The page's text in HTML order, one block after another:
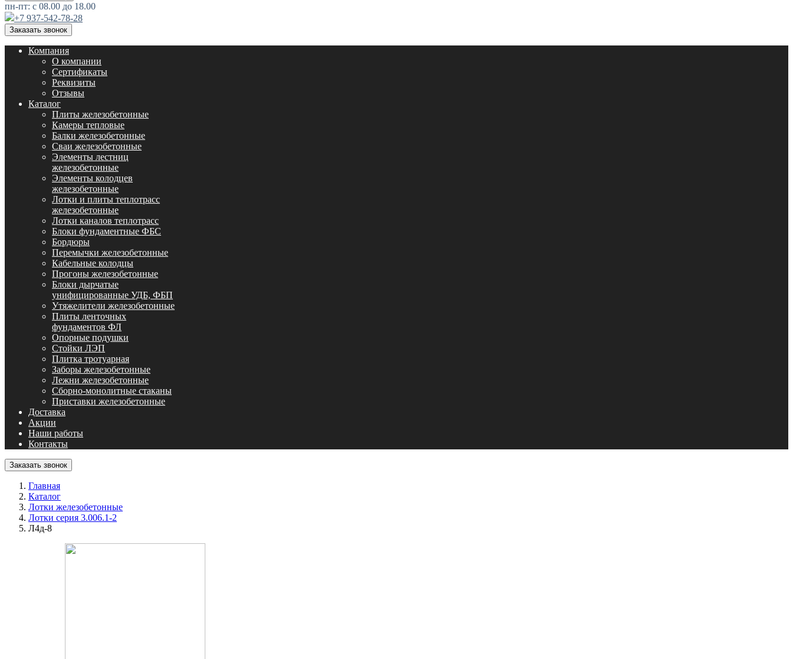
пн-пт: с 08.00 до 18.00
+7 937-542-78-28
Заказать звонок
Компания
О компании
Сертификаты
Реквизиты
Отзывы
Каталог
Плиты железобетонные
Камеры тепловые
Балки железобетонные
Сваи железобетонные
Элементы лестниц
железобетонные
Элементы колодцев
железобетонные
Лотки и плиты теплотрасс
железобетонные
Лотки каналов теплотрасс
Блоки фундаментные ФБС
Бордюры
Перемычки железобетонные
Кабельные колодцы
Прогоны железобетонные
Блоки дырчатые
унифицированные УДБ, ФБП
Утяжелители железобетонные
Плиты ленточных
фундаментов ФЛ
Опорные подушки
Стойки ЛЭП
Плитка тротуарная
Заборы железобетонные
Лежни железобетонные
Сборно-монолитные стаканы
Приставки железобетонные
Доставка
Акции
Наши работы
Контакты
Заказать звонок
Главная
Каталог
Лотки железобетонные
Лотки серия 3.006.1-2
Л4д-8